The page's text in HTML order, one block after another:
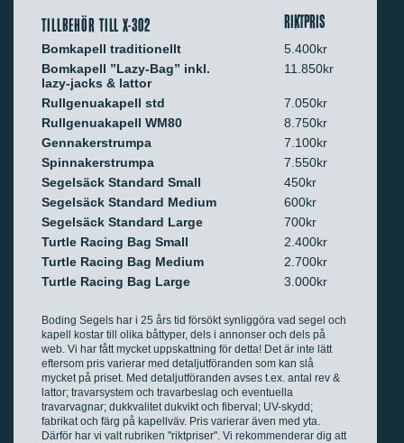
TILLBEHÖR TILL X-302 RIKTPRIS
Bomkapell traditionellt
5.400kr
Bomkapell ”Lazy-Bag” inkl.
lazy-jacks & lattor
11.850kr
Rullgenuakapell std
7.050kr
Rullgenuakapell WM80
8.750kr
Gennakerstrumpa
7.100kr
Spinnakerstrumpa
7.550kr
Segelsäck Standard Small
450kr
Segelsäck Standard Medium
600kr
Segelsäck Standard Large
700kr
Turtle Racing Bag Small
2.400kr
Turtle Racing Bag Medium
2.700kr
Turtle Racing Bag Large
3.000kr
Boding Segels har i 25 års tid försökt synliggöra vad segel och
kapell kostar till olika båttyper, dels i annonser och dels på
web. Vi har fått mycket uppskattning för detta! Det är inte lätt
eftersom pris varierar med detaljutföranden som kan slå
mycket på priset. Med detaljutföranden avses t.ex. antal rev &
lattor; travarsystem och travarbeslag och eventuella
travarvagnar; dukkvalitet dukvikt och fiberval; UV-skydd;
fabrikat och färg på kapellväv. Pris varierar även med yta.
Därför har vi valt rubriken "riktpriser". Vi rekommenderar dig att